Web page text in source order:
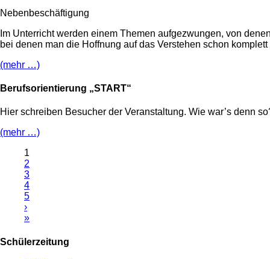
Nebenbeschäftigung
Im Unterricht werden einem Themen aufgezwungen, von
bei denen man die Hoffnung auf das Verstehen schon
(mehr …)
Berufsorientierung „START“
Hier schreiben Besucher der Veranstaltung. Wie war’s denn
(mehr …)
1
2
3
4
5
›
»
Schülerzeitung